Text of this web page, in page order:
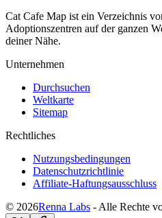
Cat Cafe Map ist ein Verzeichnis
Adoptionszentren auf der ganzen
deiner Nähe.
Unternehmen
Durchsuchen
Weltkarte
Sitemap
Rechtliches
Nutzungsbedingungen
Datenschutzrichtlinie
Affiliate-Haftungsausschluss
© 2026Renna Labs - Alle Rechte